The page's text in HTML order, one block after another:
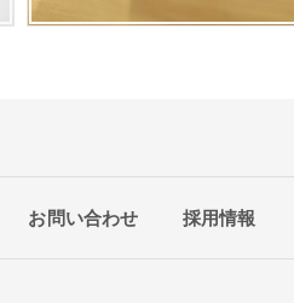
お問い合わせ 採用情報